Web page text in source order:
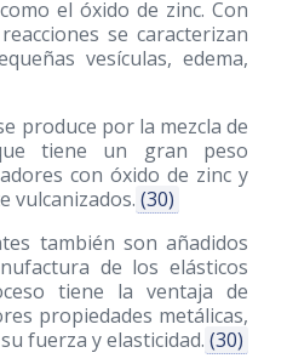
el óxido de zinc. Con
se caracterizan
vesículas, edema,
produce por la mezcla de
tiene un gran peso
con óxido de zinc y
vulcanizados. (30)
también son añadidos
de los elásticos
tiene la ventaja de
propiedades metálicas,
fuerza y elasticidad. (30)